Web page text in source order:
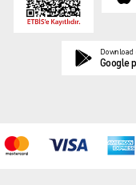
Download
Google